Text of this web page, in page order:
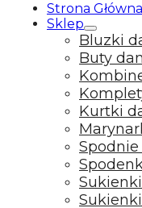
Strona Główna
Sklep
Bluzki
Buty
Kurtki